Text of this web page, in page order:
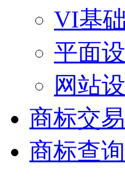
VI基
平面
网站
商标交易
商标查询